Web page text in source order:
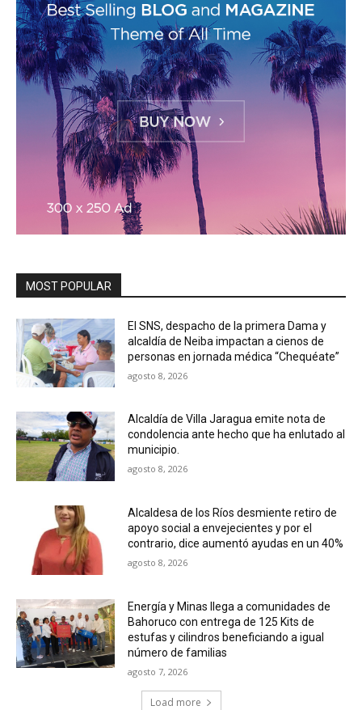
MOST POPULAR
El SNS, despacho de la primera Dama y
alcaldía de Neiba impactan a cienos de
personas en jornada médica “Chequéate”
agosto 8, 2026
Alcaldía de Villa Jaragua emite nota de
condolencia ante hecho que ha enlutado al
municipio.
agosto 8, 2026
Alcaldesa de los Ríos desmiente retiro de
apoyo social a envejecientes y por el
contrario, dice aumentó ayudas en un 40%
agosto 8, 2026
Energía y Minas llega a comunidades de
Bahoruco con entrega de 125 Kits de
estufas y cilindros beneficiando a igual
número de familias
agosto 7, 2026
Load more